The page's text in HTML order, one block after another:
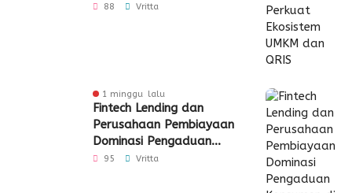
88 Vritta
1 minggu lalu
Fintech Lending dan
Perusahaan Pembiayaan
Dominasi Pengaduan
Konsumen di Sultra
95 Vritta